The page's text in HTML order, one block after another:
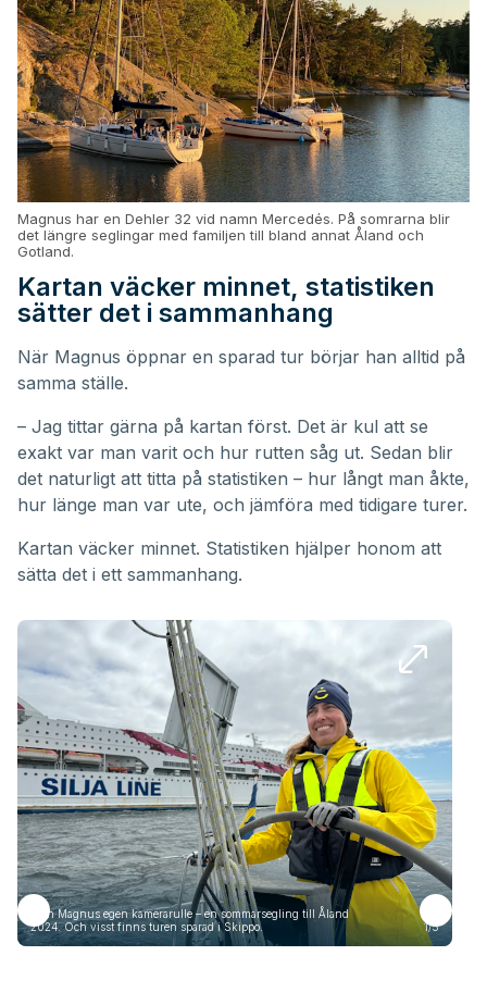
Magnus har en Dehler 32 vid namn Mercedés. På somrarna blir
det längre seglingar med familjen till bland annat Åland och
Gotland.
Kartan väcker minnet, statistiken
sätter det i sammanhang
När Magnus öppnar en sparad tur börjar han alltid på
samma ställe.
– Jag tittar gärna på kartan först. Det är kul att se
exakt var man varit och hur rutten såg ut. Sedan blir
det naturligt att titta på statistiken – hur långt man åkte,
hur länge man var ute, och jämföra med tidigare turer.
Kartan väcker minnet. Statistiken hjälper honom att
sätta det i ett sammanhang.
Från Magnus egen kamerarulle – en sommarsegling till Åland
2024. Och visst finns turen sparad i Skippo.
1/5